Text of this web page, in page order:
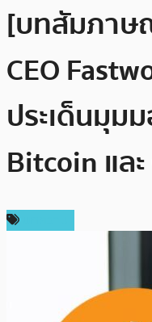
[บทสัมภาษ
CEO
ประเด็นมุม
Bitcoin แล